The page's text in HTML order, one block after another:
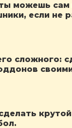
можешь сам
если не
сложного: